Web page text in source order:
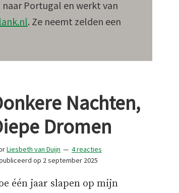
naar Portugal en werkt van
. Ze neemt zelden een
Nachten,
Dromen
Liesbeth van Duijn
4 reacties
op 2 september 2025
één jaar slapen op mijn